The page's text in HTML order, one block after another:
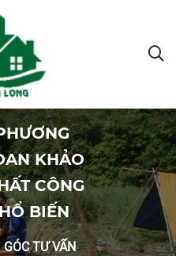
KHẢO
CÔNG
BIẾN
GÓC TƯ VẤN